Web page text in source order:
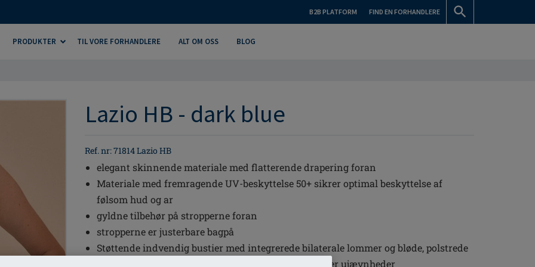
B2B PLATFORM FIND EN FORHANDLERE
PRODUKTER TIL VORE FORHANDLERE ALT OM OSS BLOG
Lazio HB - dark blue
Ref. nr: 71814 Lazio HB
elegant skinnende materiale med flatterende drapering foran
Materiale med fremragende UV-beskyttelse 50+ sikrer optimal beskyttelse af
følsom hud og ar
gyldne tilbehør på stropperne foran
stropperne er justerbare bagpå
Støttende indvendig bustier med integrerede bilaterale lommer og bløde, polstrede
skåle holder brystprotesen sikkert på plads og skjuler ujævnheder